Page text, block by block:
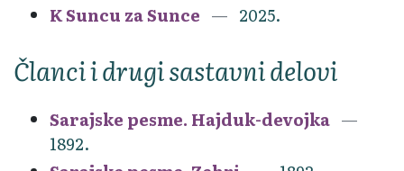
K Suncu za Sunce
2025.
Članci i drugi sastavni delovi
Sarajske pesme. Hajduk-devojka
1892.